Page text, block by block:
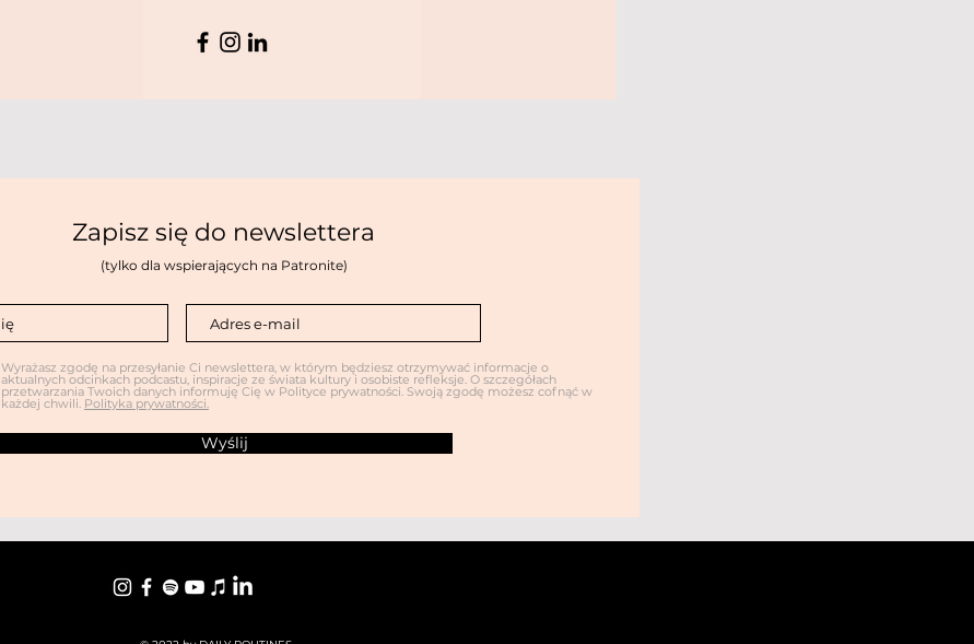
Zapisz się do newslettera
(tylko dla wspierających na Patronite)
Wyrażasz zgodę na przesyłanie Ci newslettera, w którym będziesz otrzymywać informacje o
aktualnych odcinkach podcastu, inspiracje ze świata kultury i osobiste refleksje. O szczegółach
przetwarzania Twoich danych informuję Cię w Polityce prywatności. Swoją zgodę możesz cofnąć w
każdej chwili. Polityka prywatności.
Wyślij